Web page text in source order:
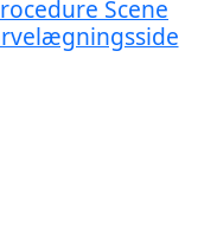
Scene